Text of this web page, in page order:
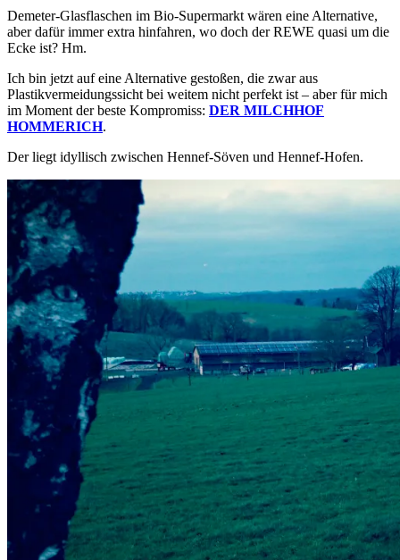
Demeter-Glasflaschen im Bio-Supermarkt wären eine Alternative,
aber dafür immer extra hinfahren, wo doch der REWE quasi um die
Ecke ist? Hm.
Ich bin jetzt auf eine Alternative gestoßen, die zwar aus
Plastikvermeidungssicht bei weitem nicht perfekt ist – aber für mich
im Moment der beste Kompromiss: DER MILCHHOF
HOMMERICH.
Der liegt idyllisch zwischen Hennef-Söven und Hennef-Hofen.